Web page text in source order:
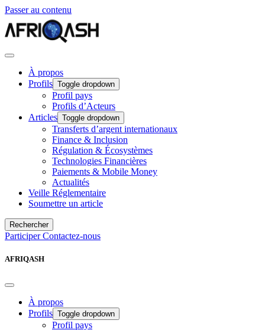
Passer au contenu
À propos
Profils Toggle dropdown
Profil pays
Profils d’Acteurs
Articles Toggle dropdown
Transferts d’argent internationaux
Finance & Inclusion
Régulation & Écosystèmes
Technologies Financières
Paiements & Mobile Money
Actualités
Veille Réglementaire
Soumettre un article
Rechercher
ParticiperContactez-nous
AFRIQASH
À propos
Profils Toggle dropdown
Profil pays